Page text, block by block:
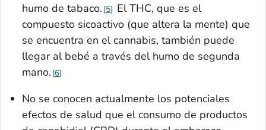
humo de tabaco. 5
El THC, que es el
compuesto sicoactivo (que altera la mente) que
se encuentra en el cannabis, también puede
llegar al bebé a través del humo de segunda
mano. 6
No se conocen actualmente los potenciales
efectos de salud que el consumo de productos